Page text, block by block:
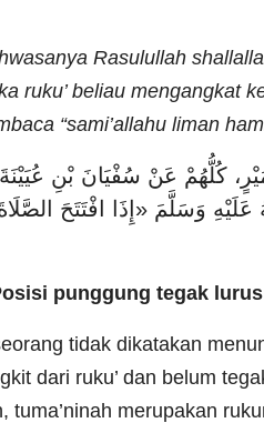
Rasulullah
ruku’ beliau mengangkat
“sami’allahu liman
كُلُّهُمْ عَنْ سُفْيَانَ بْنِ
وَسَلَّمَ «إِذَا افْتَتَحَ
punggung tegak lurus
tidak dikatakan
dari ruku’ dan belum
tuma’ninah merupakan